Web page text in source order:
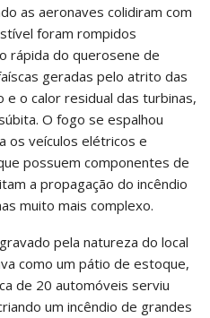
as aeronaves colidiram com
foram rompidos
rápida do querosene de
geradas pelo atrito das
e o calor residual das turbinas,
O fogo se espalhou
os veículos elétricos e
possuem componentes de
a propagação do incêndio
muito mais complexo.
pela natureza do local
como um pátio de estoque,
de 20 automóveis serviu
um incêndio de grandes